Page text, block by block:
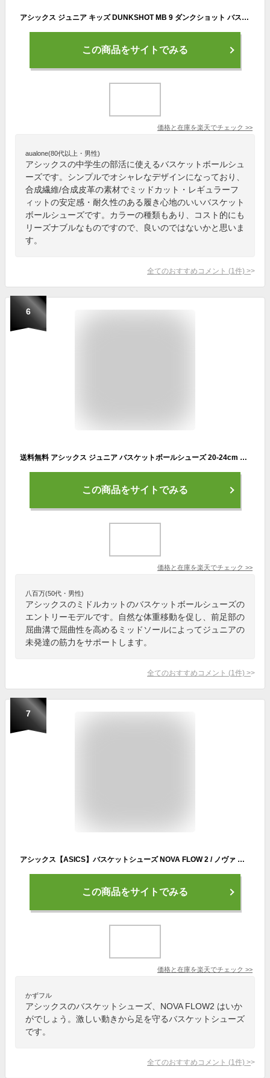
アシックス ジュニア キッズ DUNKSHOT MB 9 ダンクショット バスケットボール バスケ 靴 シューズ 競技 部活 バッシュ 紐 ミッドカット 小学生 中学生 ホワイト 白 ブラック 黒 送料無料 asics 1064A006
この商品をサイトでみる
価格と在庫を楽天でチェック >>
aualone(80代以上・男性)
アシックスの中学生の部活に使えるバスケットボールシュ
ーズです。シンプルでオシャレなデザインになっており、
合成繊維/合成皮革の素材でミッドカット・レギュラーフ
ィットの安定感・耐久性のある履き心地のいいバスケット
ボールシューズです。カラーの種類もあり、コスト的にも
リーズナブルなものですので、良いのではないかと思いま
す。
全てのおすすめコメント (1 件) >
6
送料無料 アシックス ジュニア バスケットボールシューズ 20-24cm asics DUNKSHOT MB 10 エントリーモデル 子ども用 バッシュ ミッドカット ひも靴 キッズ 初心者 小学生 中学生 部活 新入生 新学期 ブランド ダンクショットMB10 スポーツシューズ/1064A019
この商品をサイトでみる
価格と在庫を楽天でチェック >>
八百万(50代・男性)
アシックスのミドルカットのバスケットボールシューズの
エントリーモデルです。自然な体重移動を促し、前足部の
屈曲溝で屈曲性を高めるミッドソールによってジュニアの
未発達の筋力をサポートします。
全てのおすすめコメント (1 件) >
7
アシックス【ASICS】バスケットシューズ NOVA FLOW 2 / ノヴァ フロウ 2 1063A071 101 2024春夏 (バスケットボール用品/バスケ用品/バスケシューズ/バッシュ/アスリート/部活/トレーニング)
この商品をサイトでみる
価格と在庫を楽天でチェック >>
かずフル
アシックスのバスケットシューズ、NOVA FLOW2 はいか
がでしょう。激しい動きから足を守るバスケットシューズ
です。
全てのおすすめコメント (1 件) >